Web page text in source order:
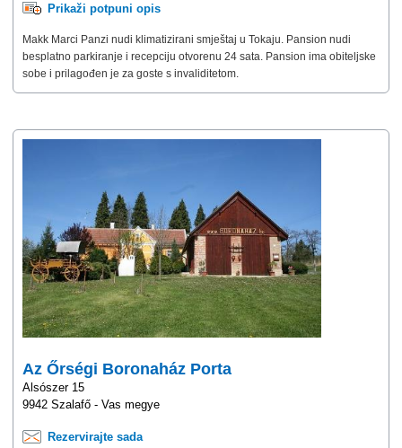
Prikaži potpuni opis
Makk Marci Panzi nudi klimatizirani smještaj u Tokaju. Pansion nudi
besplatno parkiranje i recepciju otvorenu 24 sata. Pansion ima obiteljske
sobe i prilagođen je za goste s invaliditetom.
Az Őrségi Boronaház Porta
Alsószer 15
9942 Szalafő - Vas megye
Rezervirajte sada